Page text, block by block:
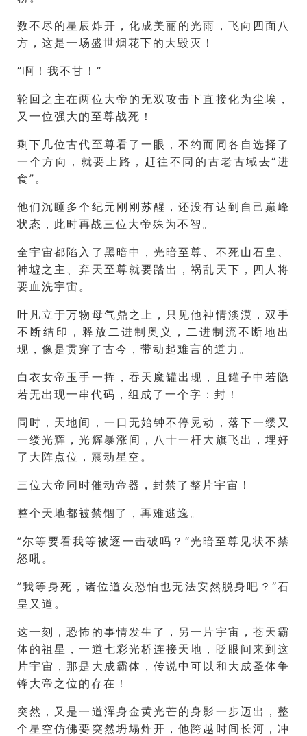
数不尽的星辰炸开，化成美丽的光雨，飞向四面八
方，这是一场盛世烟花下的大毁灭！
”啊！我不甘！“
轮回之主在两位大帝的无双攻击下直接化为尘埃，
又一位强大的至尊战死！
剩下几位古代至尊看了一眼，不约而同各自选择了
一个方向，就要上路，赶往不同的古老古域去“进
食”。
他们沉睡多个纪元刚刚苏醒，还没有达到自己巅峰
状态，此时再战三位大帝殊为不智。
全宇宙都陷入了黑暗中，光暗至尊、不死山石皇、
神墟之主、弃天至尊就要踏出，祸乱天下，四人将
要血洗宇宙。
叶凡立于万物母气鼎之上，只见他神情淡漠，双手
不断结印，释放二进制奥义，二进制流不断地出
现，像是贯穿了古今，带动起难言的道力。
白衣女帝玉手一挥，吞天魔罐出现，且罐子中若隐
若无出现一串代码，组成了一个字：封！
同时，天地间，一口无始钟不停晃动，落下一缕又
一缕光辉，光辉暴涨间，八十一杆大旗飞出，埋好
了大阵点位，震动星空。
三位大帝同时催动帝器，封禁了整片宇宙！
整个天地都被禁锢了，再难逃逸。
”尔等要看我等被逐一击破吗？“光暗至尊见状不禁
怒吼。
”我等身死，诸位道友恐怕也无法安然脱身吧？“石
皇又道。
这一刻，恐怖的事情发生了，另一片宇宙，苍天霸
体的祖星，一道七彩光桥连接天地，眨眼间来到这
片宇宙，那是大成霸体，传说中可以和大成圣体争
锋大帝之位的存在！
突然，又是一道浑身金黄光芒的身影一步迈出，整
个星空仿佛要突然坍塌炸开，他跨越时间长河，冲